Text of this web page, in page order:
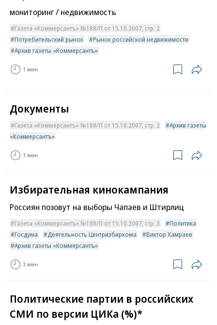
мониторинг / недвижимость
Газета «Коммерсантъ» №188/П от 15.10.2007, стр. 2
Потребительский рынок
Рынок российской недвижимости
Архив газеты «Коммерсантъ»
1 мин.
Документы
Газета «Коммерсантъ» №188/П от 15.10.2007, стр. 2
Архив газеты
«Коммерсантъ»
1 мин.
Избирательная кинокампания
Россиян позовут на выборы Чапаев и Штирлиц
Газета «Коммерсантъ» №188/П от 15.10.2007, стр. 3
Политика
Госдума
Деятельность Центризбиркома
Виктор Хамраев
Архив газеты «Коммерсантъ»
3 мин.
Политические партии в российских
СМИ по версии ЦИКа (%)*